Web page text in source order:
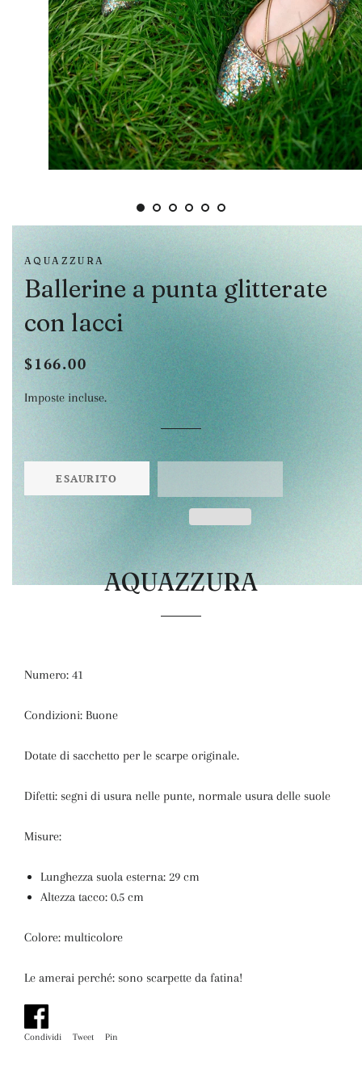
AQUAZZURA
Ballerine a punta glitterate
con lacci
Prezzo
listino
Prezzo
$166.00
Imposte incluse.
ESAURITO
AQUAZZURA
Numero: 41
Condizioni: Buone
Dotate di sacchetto per le scarpe originale.
Difetti: segni di usura nelle punte, normale usura delle suole
Misure:
Lunghezza suola esterna: 29 cm
Altezza tacco: 0.5 cm
Colore: multicolore
Le amerai perché: sono scarpette da fatina!
Condividi
Condividi
Tweet
Twitta
Pin